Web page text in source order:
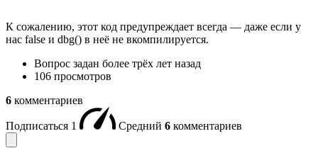
К сожалению, этот код предупреждает всегда — даже если у
нас false и dbg() в неё не вкомпилируется.
Вопрос задан более трёх лет назад
106 просмотров
6 комментариев
Подписаться 1 Средний 6 комментариев